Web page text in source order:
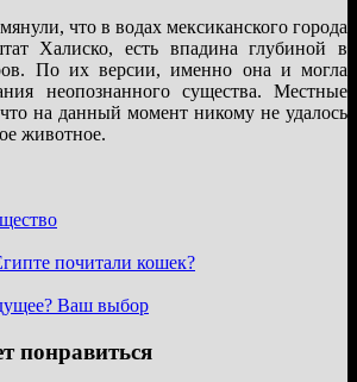
что в водах мексиканского города
Халиско, есть впадина глубиной в
По их версии, именно она и могла
неопознанного существа. Местные
на данный момент никому не удалось
животное.
почитали кошек?
Ваш выбор
понравиться